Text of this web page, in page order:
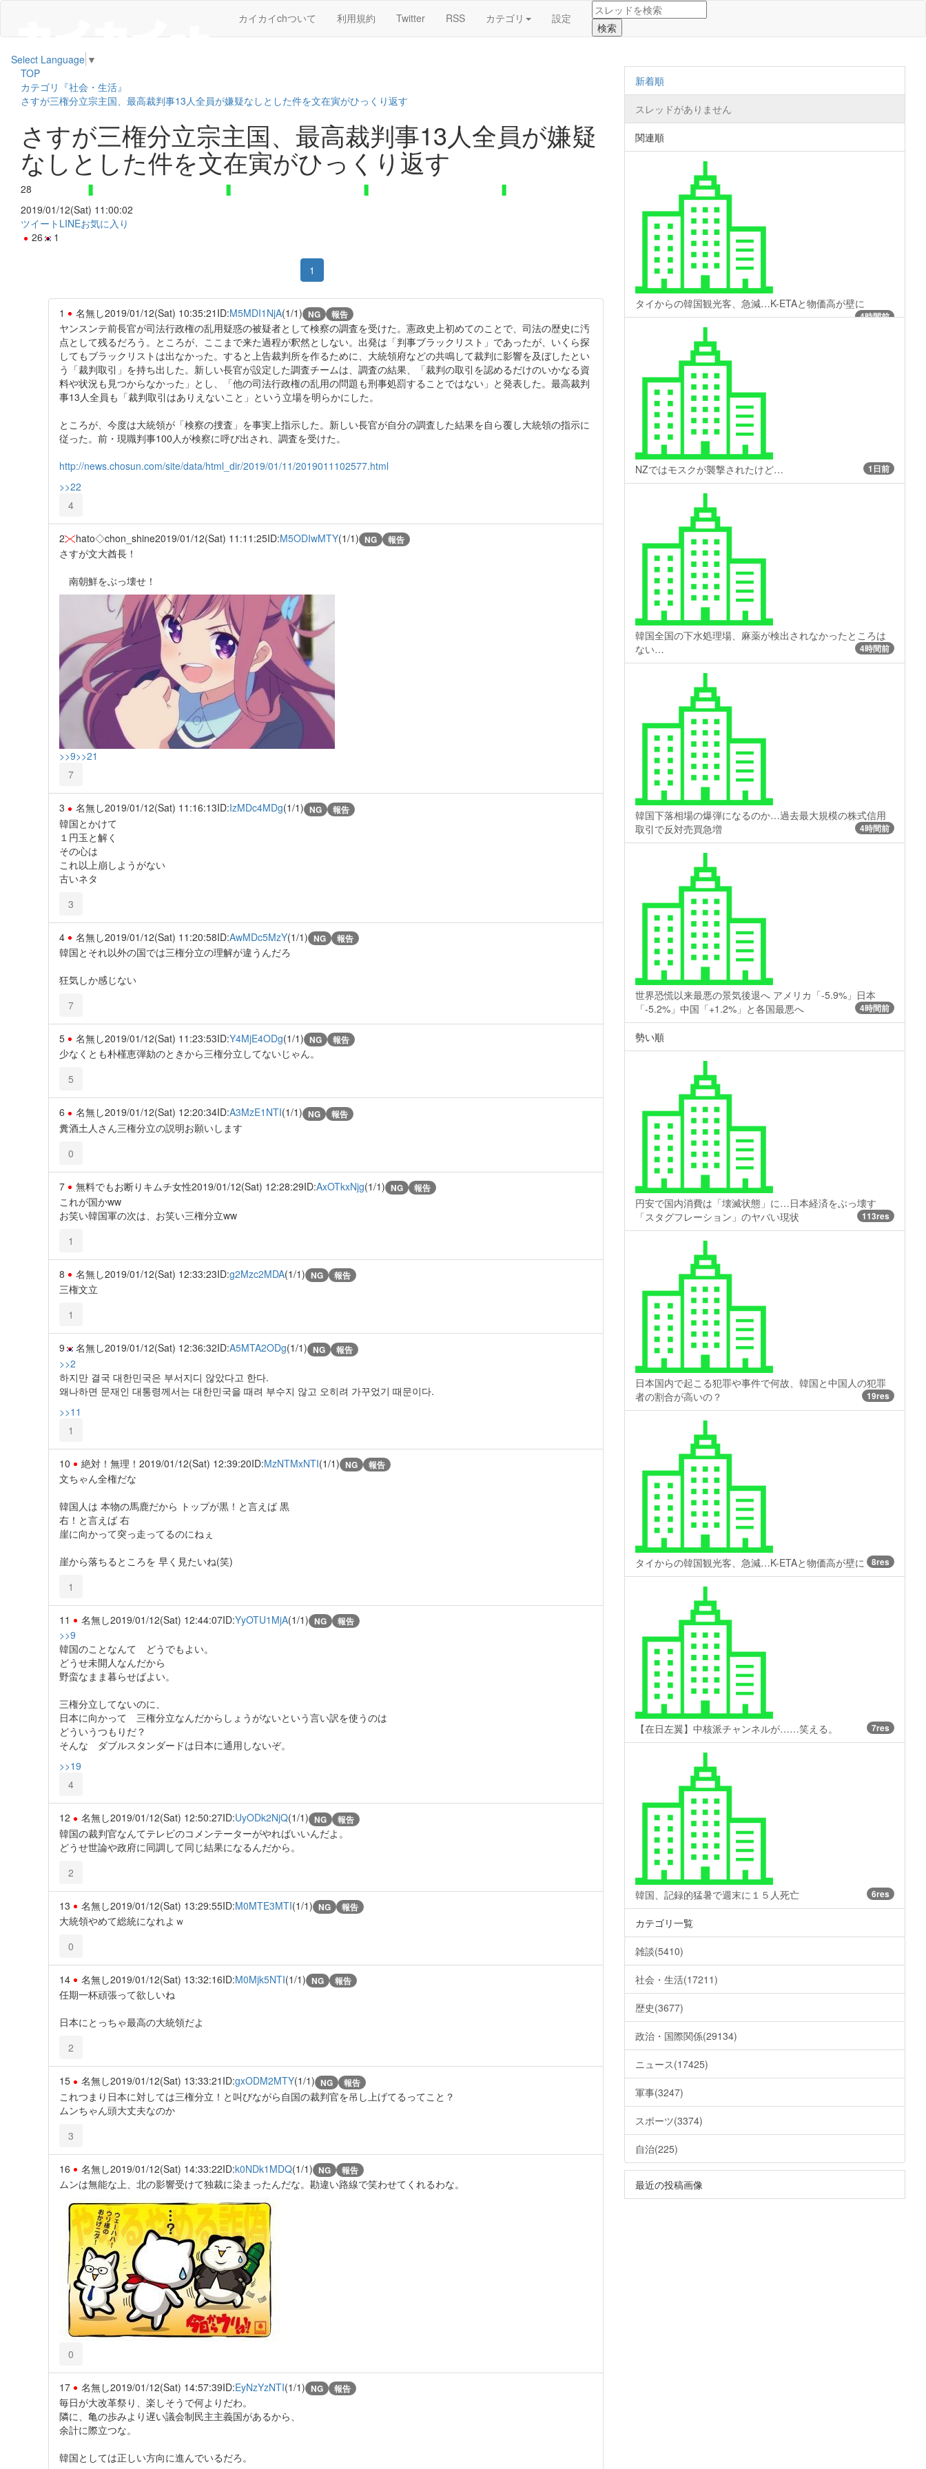
カイカイchついて 利用規約 Twitter RSS カテゴリ 設定
Select Language ▼
TOP
カテゴリ『社会・生活』
さすが三権分立宗主国、最高裁判事13人全員が嫌疑なしとした件を文在寅がひっくり返す
さすが三権分立宗主国、最高裁判事13人全員が嫌疑
なしとした件を文在寅がひっくり返す
28
2019/01/12(Sat) 11:00:02
ツイート LINEお気に入り
26
1
1
1 名無し2019/01/12(Sat) 10:35:21 ID:M5MDI1NjA(1/1) NG 報告
ヤンスンテ前長官が司法行政権の乱用疑惑の被疑者として検察の調査を受けた。憲政史上初めてのことで、司法の歴史に汚
点として残るだろう。ところが、ここまで来た過程が釈然としない。出発は「判事ブラックリスト」であったが、いくら探
してもブラックリストは出なかった。すると上告裁判所を作るために、大統領府などの共鳴して裁判に影響を及ぼしたとい
う「裁判取引」を持ち出した。新しい長官が設定した調査チームは、調査の結果、「裁判の取引を認めるだけのいかなる資
料や状況も見つからなかった」とし、「他の司法行政権の乱用の問題も刑事処罰することではない」と発表した。最高裁判
事13人全員も「裁判取引はありえないこと」という立場を明らかにした。
ところが、今度は大統領が「検察の捜査」を事実上指示した。新しい長官が自分の調査した結果を自ら覆し大統領の指示に
従った。前・現職判事100人が検察に呼び出され、調査を受けた。
http://news.chosun.com/site/data/html_dir/2019/01/11/2019011102577.html
>>22
4
2 hato◇chon_shine2019/01/12(Sat) 11:11:25ID:M5ODIwMTY(1/1) NG 報告
さすが文大酋長！
南朝鮮をぶっ壊せ！
>>9>>21
7
3 名無し2019/01/12(Sat) 11:16:13ID:IzMDc4MDg(1/1) NG 報告
韓国とかけて
１円玉と解く
その心は
これ以上崩しようがない
古いネタ
3
4 名無し2019/01/12(Sat) 11:20:58ID:AwMDc5MzY(1/1) NG 報告
韓国とそれ以外の国では三権分立の理解が違うんだろ
狂気しか感じない
7
5 名無し2019/01/12(Sat) 11:23:53ID:Y4MjE4ODg(1/1) NG 報告
少なくとも朴槿恵弾劾のときから三権分立してないじゃん。
5
6 名無し2019/01/12(Sat) 12:20:34ID:A3MzE1NTI(1/1) NG 報告
糞酒土人さん三権分立の説明お願いします
0
7 無料でもお断りキムチ女性2019/01/12(Sat) 12:28:29ID:AxOTkxNjg(1/1) NG 報告
これが国かww
お笑い韓国軍の次は、お笑い三権分立ww
1
8 名無し2019/01/12(Sat) 12:33:23ID:g2Mzc2MDA(1/1) NG 報告
三権文立
1
9 名無し2019/01/12(Sat) 12:36:32ID:A5MTA2ODg(1/1) NG 報告
>>2
하지만 결국 대한민국은 부서지디 않았다고 한다.
왜나하면 문재인 대통령께서는 대한민국을 때려 부수지 않고 오히려 가꾸었기 때문이다.
>>11
1
10 絶対！無理！ 2019/01/12(Sat) 12:39:20ID:MzNTMxNTI(1/1) NG 報告
文ちゃん全権だな
韓国人は 本物の馬鹿だから トップが黒！と言えば 黒
右！と言えば 右
崖に向かって突っ走ってるのにねぇ
崖から落ちるところを 早く見たいね(笑)
1
11 名無し2019/01/12(Sat) 12:44:07ID:YyOTU1MjA(1/1) NG 報告
>>9
韓国のことなんて どうでもよい。
どうせ未開人なんだから
野蛮なまま暮らせばよい。
三権分立してないのに、
日本に向かって 三権分立なんだからしょうがないという言い訳を使うのは
どういうつもりだ？
そんな ダブルスタンダードは日本に通用しないぞ。
>>19
4
12 名無し2019/01/12(Sat) 12:50:27ID:UyODk2NjQ(1/1) NG 報告
韓国の裁判官なんてテレビのコメンテーターがやればいいんだよ。
どうせ世論や政府に同調して同じ結果になるんだから。
2
13 名無し2019/01/12(Sat) 13:29:55ID:M0MTE3MTI(1/1) NG 報告
大統領やめて総統になれよｗ
0
14 名無し2019/01/12(Sat) 13:32:16ID:M0Mjk5NTI(1/1) NG 報告
任期一杯頑張って欲しいね
日本にとっちゃ最高の大統領だよ
2
15 名無し2019/01/12(Sat) 13:33:21 ID:gxODM2MTY(1/1) NG 報告
これつまり日本に対しては三権分立！と叫びながら自国の裁判官を吊し上げてるってこと？
ムンちゃん頭大丈夫なのか
3
16 名無し2019/01/12(Sat) 14:33:22ID:k0NDk1MDQ(1/1) NG 報告
ムンは無能な上、北の影響受けて独裁に染まったんだな。勘違い路線で笑わせてくれるわな。
0
17 名無し2019/01/12(Sat) 14:57:39ID:EyNzYzNTI(1/1) NG 報告
毎日が大改革祭り、楽しそうで何よりだわ。
隣に、亀の歩みより遅い議会制民主主義国があるから、
余計に際立つな。
韓国としては正しい方向に進んでいるだろ。
新着順
スレッドがありません
関連順
タイからの韓国観光客、急減…K-ETAと物価高が壁に
4時間前
NZではモスクが襲撃されたけど… 1日前
韓国全国の下水処理場、麻薬が検出されなかったところは
ない…
4時間前
韓国下落相場の爆弾になるのか…過去最大規模の株式信用
取引で反対売買急増
4時間前
世界恐慌以来最悪の景気後退へ アメリカ「-5.9%」日本
「-5.2%」中国「+1.2%」と各国最悪へ
4時間前
勢い順
円安で国内消費は「壊滅状態」に…日本経済をぶっ壊す
「スタグフレーション」のヤバい現状
113res
日本国内で起こる犯罪や事件で何故、韓国と中国人の犯罪
者の割合が高いの？
19res
タイからの韓国観光客、急減…K-ETAと物価高が壁に 8res
【在日左翼】中核派チャンネルが……笑える。 7res
韓国、記録的猛暑で週末に１５人死亡 6res
カテゴリ一覧
雑談(5410)
社会・生活(17211)
歴史(3677)
政治・国際関係(29134)
ニュース(17425)
軍事(3247)
スポーツ(3374)
自治(225)
最近の投稿画像